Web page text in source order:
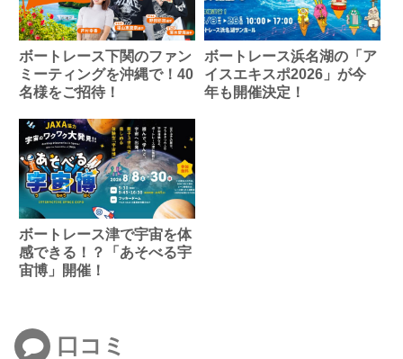
ボートレース下関のファン
ミーティングを沖縄で！40
名様をご招待！
ボートレース浜名湖の「ア
イスエキスポ2026」が今
年も開催決定！
ボートレース津で宇宙を体
感できる！？「あそべる宇
宙博」開催！
口コミ